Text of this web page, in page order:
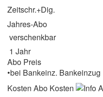
Zeitschr.+Dig.
Jahres-Abo
verschenkbar
1 Jahr
Abo Preis
•bei Bankeinz. Bankeinzug
Kosten Abo Kosten